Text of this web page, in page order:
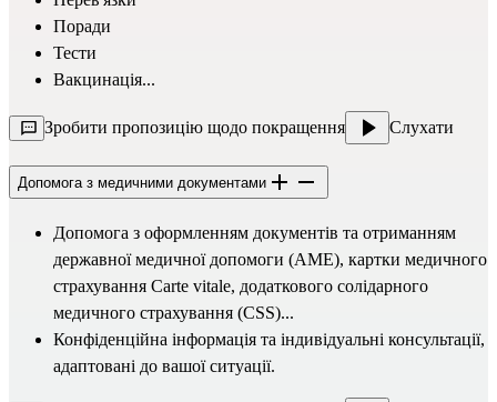
Поради
Тести
Вакцинація...
Зробити пропозицію щодо покращення Слухати
Допомога з медичними документами
Допомога з оформленням документів та отриманням
державної медичної допомоги (AME), картки медичного
страхування Carte vitale, додаткового солідарного
медичного страхування (CSS)...
Конфіденційна інформація та індивідуальні консультації,
адаптовані до вашої ситуації.